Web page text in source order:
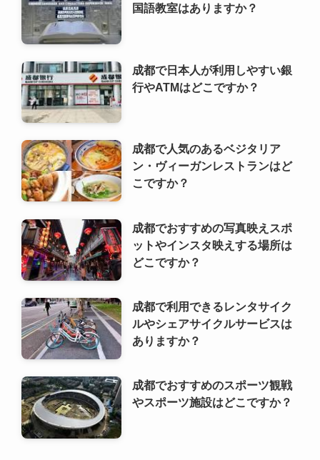
国語教室はありますか？
成都で日本人が利用しやすい銀
行やATMはどこですか？
成都で人気のあるベジタリア
ン・ヴィーガンレストランはど
こですか？
成都でおすすめの写真映えスポ
ットやインスタ映えする場所は
どこですか？
成都で利用できるレンタサイク
ルやシェアサイクルサービスは
ありますか？
成都でおすすめのスポーツ観戦
やスポーツ施設はどこですか？